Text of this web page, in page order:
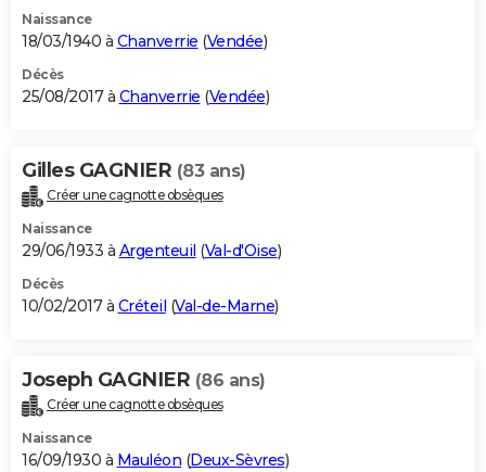
Naissance
18/03/1940 à Chanverrie (Vendée)
Décès
25/08/2017 à Chanverrie (Vendée)
Gilles GAGNIER (83 ans)
Créer une cagnotte obsèques
Naissance
29/06/1933 à Argenteuil (Val-d'Oise)
Décès
10/02/2017 à Créteil (Val-de-Marne)
Joseph GAGNIER (86 ans)
Créer une cagnotte obsèques
Naissance
16/09/1930 à Mauléon (Deux-Sèvres)